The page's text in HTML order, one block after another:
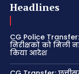
Headlines
CG Police
निरीक्षकों को मिली
किया आदेश